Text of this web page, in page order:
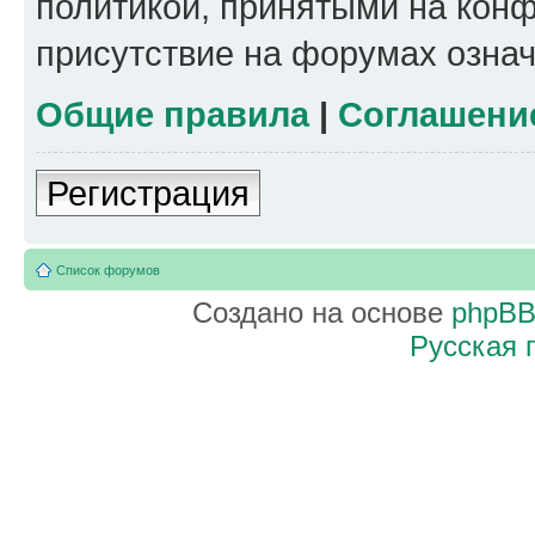
присутствие на форумах
Общие правила|
Регистрация
Список форумов
Создано на основе phpBB
Русская